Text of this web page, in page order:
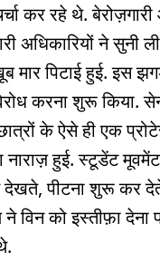
कर रहे थे.
अधिकारियों ने सुनी
मार पिटाई हुई. इस
करना शुरू किया.
के ऐसे ही एक
हुई. स्टूडेंट
देखते, पीटना शुरू कर
विन को इस्तीफ़ा